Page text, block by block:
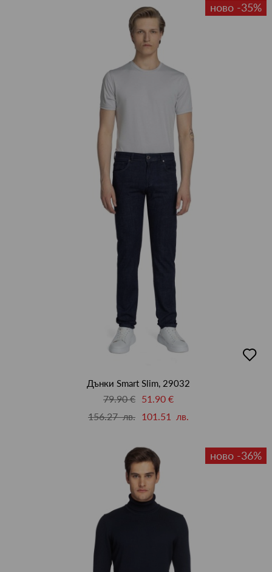
ново -35%
в
Дънки Smart Slim, 29032
79.90 € 51.90 €
156.27 лв. 101.51 лв.
ново -36%